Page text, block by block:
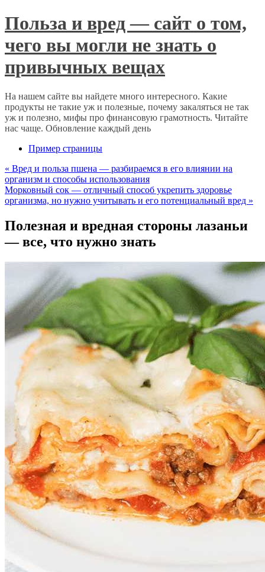
Польза и вред — сайт о том,
чего вы могли не знать о
привычных вещах
На нашем сайте вы найдете много интересного. Какие
продукты не такие уж и полезные, почему закаляться не так
уж и полезно, мифы про финансовую грамотность. Читайте
нас чаще. Обновление каждый день
Пример страницы
« Вред и польза пшена — разбираемся в его влиянии на
организм и способы использования
Морковный сок — отличный способ укрепить здоровье
организма, но нужно учитывать и его потенциальный вред »
Полезная и вредная стороны лазаньи
— все, что нужно знать